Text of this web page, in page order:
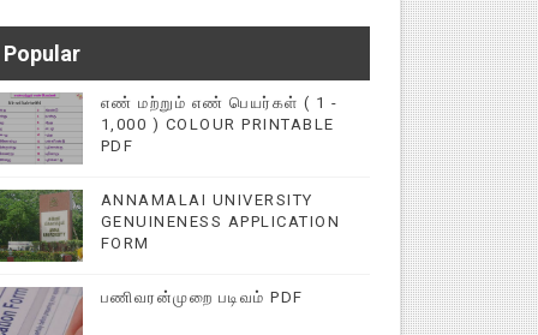
Popular
எண் மற்றும் எண் பெயர்கள் ( 1 -
1,000 ) COLOUR PRINTABLE
PDF
ANNAMALAI UNIVERSITY
GENUINENESS APPLICATION
FORM
பணிவரன்முறை படிவம் PDF